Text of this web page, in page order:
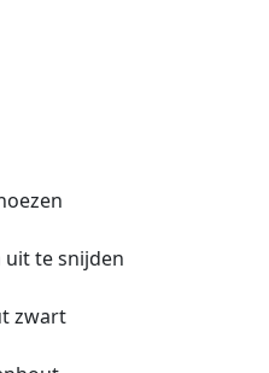
te snijden
zwart